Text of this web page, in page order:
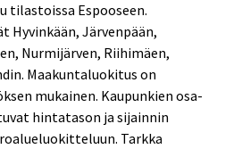
tilastoissa Espooseen.
Hyvinkään, Järvenpään,
Nurmijärven, Riihimäen,
Maakuntaluokitus on
mukainen. Kaupunkien osa-
hintatason ja sijainnin
Tarkka